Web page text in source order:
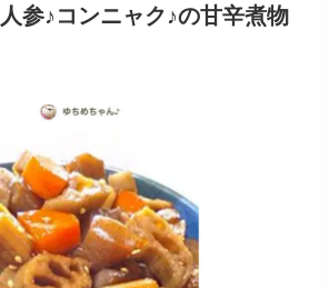
参♪コンニャク♪の甘辛煮物